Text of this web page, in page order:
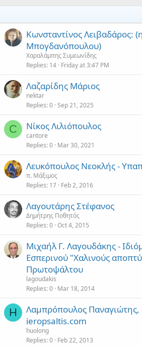
Κωνσταντίνος Λειβαδάρος:
Μπογδανόπουλου)
Χαραλάμπης Συμεωνίδης
Replies 14 Friday at 3:47 PM
Λαζαρίδης Μάριος
nektar
Replies 0 Sep 21, 2025
C Νίκος Λιλιόπουλος
cantore
Replies 0 Mar 30, 2021
Λευκόπουλος Νεοκλής -
π. Μάξιμος
Replies 17 Feb 2, 2016
Λαγουτάρης Στέφανος
Δημήτρης Ποθητός
Replies 0 Oct 4, 2015
Μιχαήλ Γ. Λαγουδάκης -
Εσπερινού "Χαλινούς
Πρωτοψάλτου
lagoudakis
Replies 0 Mar 18, 2014
H
Λαμπρόπουλος
ieropsaltis.com
huolong
Replies 0 Feb 22, 2013